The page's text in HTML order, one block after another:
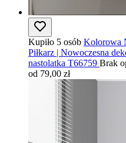
Kupiło 5 osób Kolorowa
Piłkarz | Nowoczesna
nastolatka T66759 Brak
od 79,00 zł